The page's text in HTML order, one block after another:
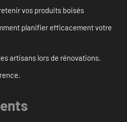
vos produits boisés
planifier efficacement votre
artisans lors de rénovations.